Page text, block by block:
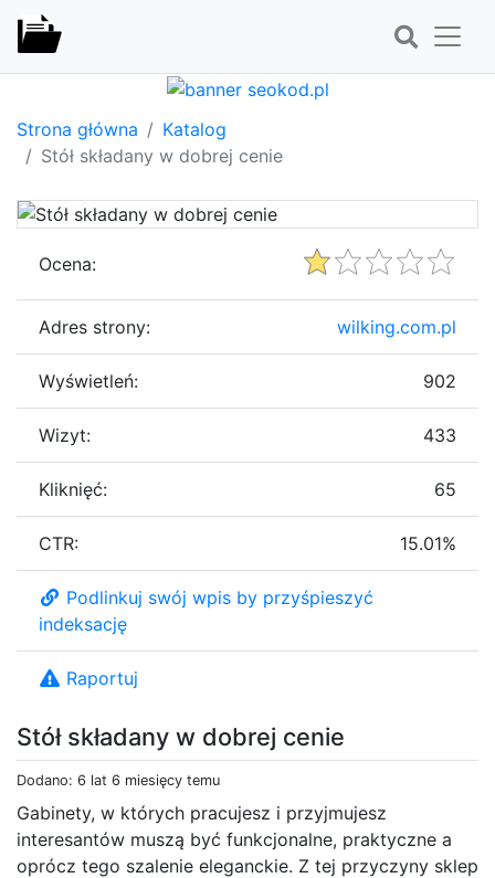
Strona główna
Katalog
Stół składany w dobrej cenie
Stół składany w dobrej cenie
Dodano: 6 lat 6 miesięcy temu
Gabinety, w których pracujesz i przyjmujesz
interesantów muszą być funkcjonalne, praktyczne a
oprócz tego szalenie eleganckie. Z tej przyczyny sklep
Ocena:
Adres strony: wilking.com.pl
Wyświetleń: 902
Wizyt: 433
Kliknięć: 65
CTR: 15.01%
Podlinkuj swój wpis by przyśpieszyć
indeksację
Raportuj